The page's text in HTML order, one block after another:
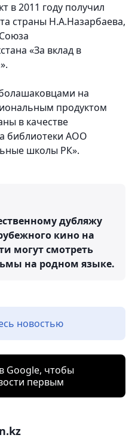
в 2011 году получил
страны Н.А.Назарбаева,
«За вклад в
на
продуктом
в качестве
библиотеки АОО
школы РК».
дубляжу
кино на
могут смотреть
на родном языке.
новостью
Google, чтобы
первым